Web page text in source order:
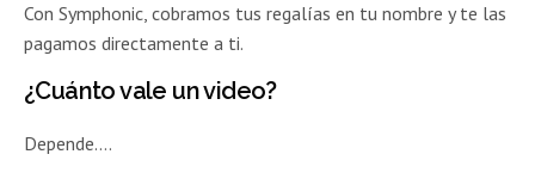
Con Symphonic, cobramos tus regalías en tu nombre y te las
pagamos directamente a ti.
¿Cuánto vale un video?
Depende….